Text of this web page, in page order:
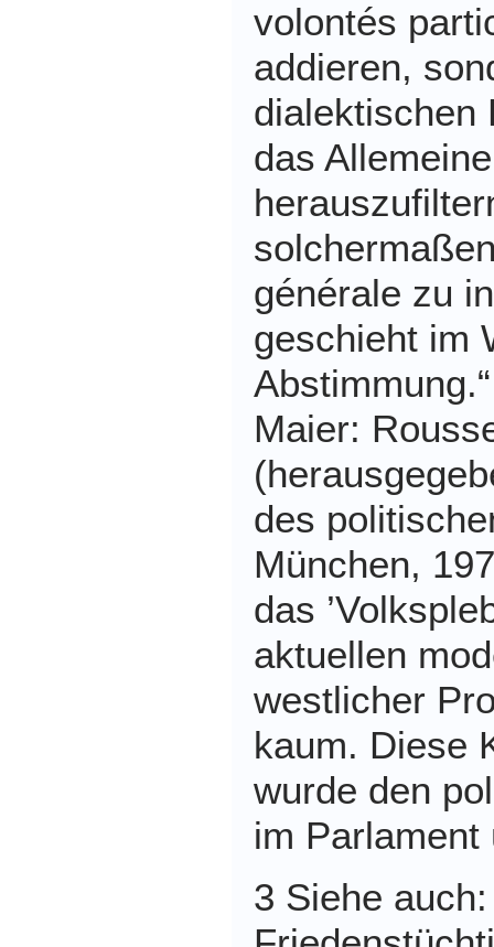
volontés
addieren,
dialektischen
das
générale zu
geschieht im
Maier:
des
München,
das
aktuellen
westlicher
kaum. Diese
wurde den
im Parlament
3 Siehe